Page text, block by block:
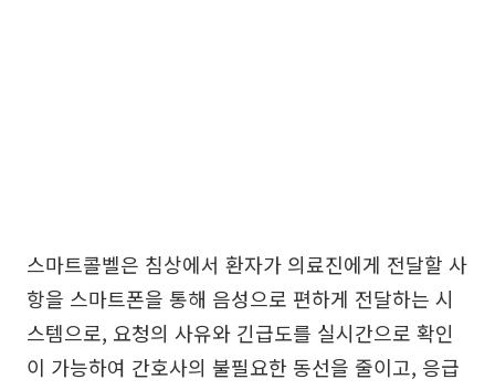
스마트콜벨은 침상에서 환자가 의료진에게 전달할 사
항을 스마트폰을 통해 음성으로 편하게 전달하는 시
스템으로, 요청의 사유와 긴급도를 실시간으로 확인
이 가능하여 간호사의 불필요한 동선을 줄이고, 응급